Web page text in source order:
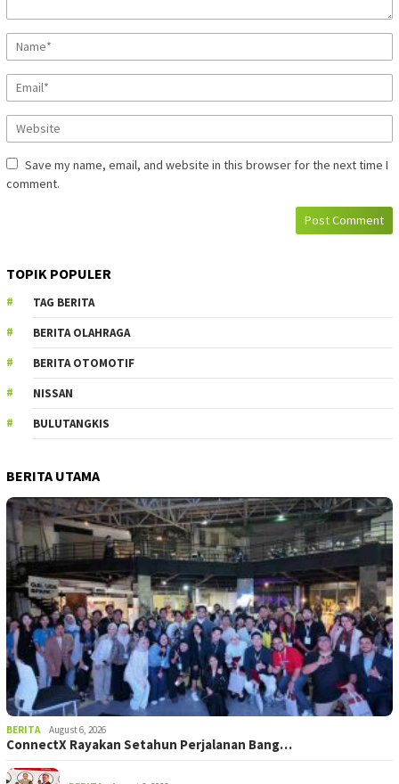
Save my name, email, and website in this browser for the next time I
comment.
TOPIK POPULER
TAG BERITA
BERITA OLAHRAGA
BERITA OTOMOTIF
NISSAN
BULUTANGKIS
BERITA UTAMA
BERITA August 6, 2026
ConnectX Rayakan Setahun Perjalanan Bang…